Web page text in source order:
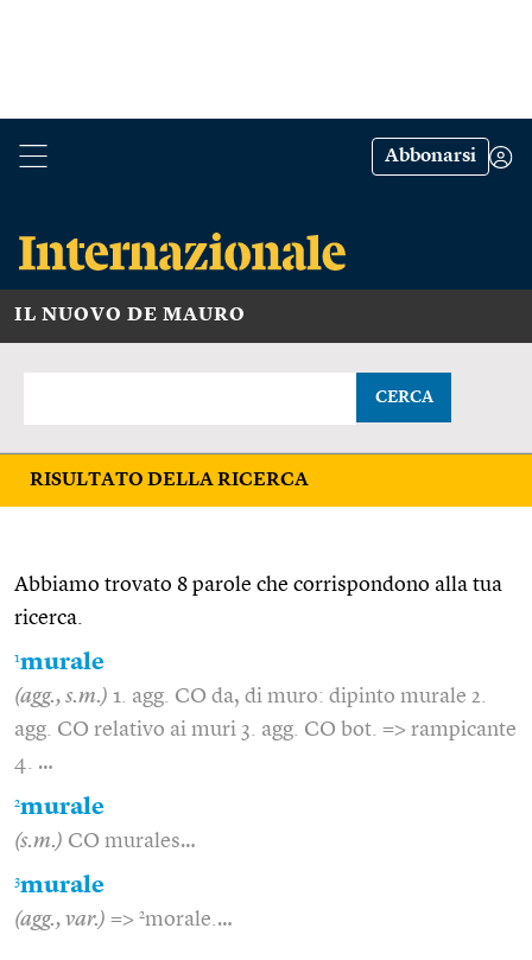
Abbonarsi
IL NUOVO DE MAURO
CERCA
RISULTATO DELLA RICERCA
Abbiamo trovato 8 parole che corrispondono alla tua
ricerca.
1murale
(agg., s.m.) 1. agg. CO da, di muro: dipinto murale 2.
agg. CO relativo ai muri 3. agg. CO bot. => rampicante
4. …
2murale
(s.m.) CO murales…
3murale
(agg., var.) => 2morale.…